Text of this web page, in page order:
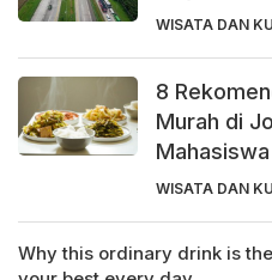
WISATA DAN
8
Murah di
Mahasiswa
WISATA DAN